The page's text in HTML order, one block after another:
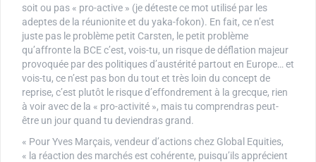
soit ou pas « pro-active » (je déteste ce mot utilisé par les
adeptes de la réunionite et du yaka-fokon). En fait, ce n’est
juste pas le problème petit Carsten, le petit problème
qu’affronte la BCE c’est, vois-tu, un risque de déflation majeur
provoquée par des politiques d’austérité partout en Europe… et
vois-tu, ce n’est pas bon du tout et très loin du concept de
reprise, c’est plutôt le risque d’effondrement à la grecque, rien
à voir avec de la « pro-activité », mais tu comprendras peut-
être un jour quand tu deviendras grand.
« Pour Yves Marçais, vendeur d’actions chez Global Equities,
« la réaction des marchés est cohérente, puisqu’ils apprécient